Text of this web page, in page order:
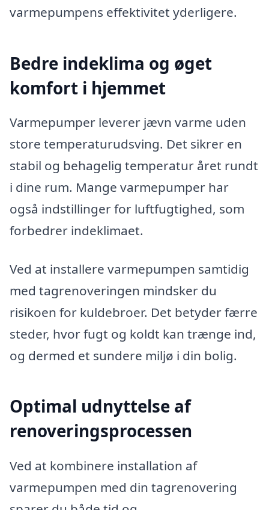
varmepumpens effektivitet yderligere.
Bedre indeklima og øget
komfort i hjemmet
Varmepumper leverer jævn varme uden
store temperaturudsving. Det sikrer en
stabil og behagelig temperatur året rundt
i dine rum. Mange varmepumper har
også indstillinger for luftfugtighed, som
forbedrer indeklimaet.
Ved at installere varmepumpen samtidig
med tagrenoveringen mindsker du
risikoen for kuldebroer. Det betyder færre
steder, hvor fugt og koldt kan trænge ind,
og dermed et sundere miljø i din bolig.
Optimal udnyttelse af
renoveringsprocessen
Ved at kombinere installation af
varmepumpen med din tagrenovering